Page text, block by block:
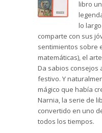
libro
lo
comparte con sus
sentimientos sobre
matemáticas), el
Da sabios consejos
festivo. Y
mágico que había
Narnia, la serie de
convertido en uno
todos los tiempos.